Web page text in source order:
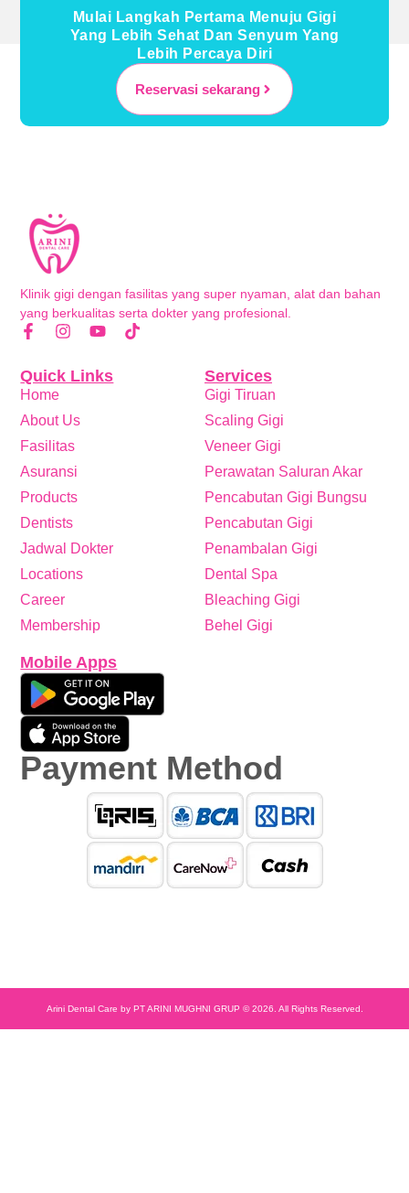
Mulai Langkah Pertama Menuju Gigi
Yang Lebih Sehat Dan Senyum Yang
Lebih Percaya Diri
Reservasi sekarang
Klinik gigi dengan fasilitas yang super nyaman, alat dan bahan
yang berkualitas serta dokter yang profesional.
Services
Gigi Tiruan
Scaling Gigi
Veneer Gigi
Perawatan Saluran Akar
Pencabutan Gigi Bungsu
Pencabutan Gigi
Penambalan Gigi
Dental Spa
Bleaching Gigi
Behel Gigi
Quick Links
Home
About Us
Fasilitas
Asuransi
Products
Dentists
Jadwal Dokter
Locations
Career
Membership
Mobile Apps
Payment Method
Arini Dental Care by PT ARINI MUGHNI GRUP © 2026. All Rights Reserved.